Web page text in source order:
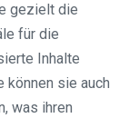
gezielt die
für die
Inhalte
können sie auch
was ihren